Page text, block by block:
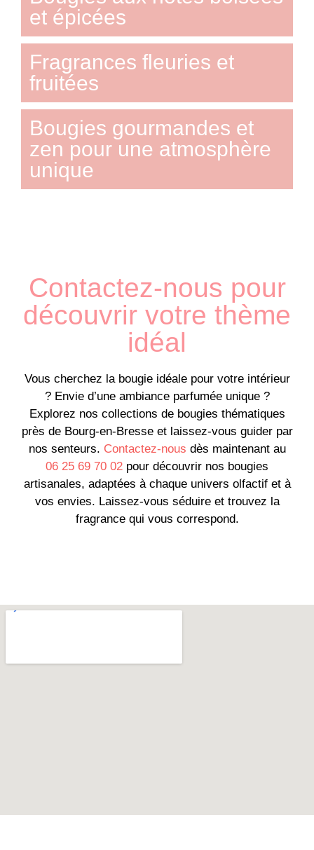
et épicées
Fragrances fleuries et
fruitées
Bougies gourmandes et
zen pour une atmosphère
unique
Contactez-nous pour
découvrir votre thème
idéal
Vous cherchez la bougie idéale pour votre intérieur
? Envie d’une ambiance parfumée unique ?
Explorez nos collections de bougies thématiques
près de Bourg-en-Bresse et laissez-vous guider par
nos senteurs. Contactez-nous dès maintenant au
06 25 69 70 02 pour découvrir nos bougies
artisanales, adaptées à chaque univers olfactif et à
vos envies. Laissez-vous séduire et trouvez la
fragrance qui vous correspond.